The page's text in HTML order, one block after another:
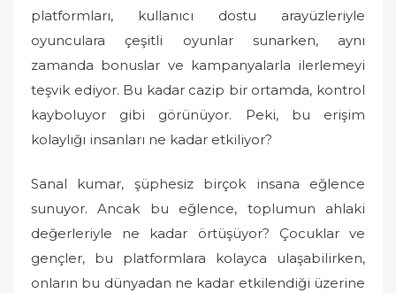
platformları, kullanıcı dostu arayüzleriyle
oyunculara çeşitli oyunlar sunarken, aynı
zamanda bonuslar ve kampanyalarla ilerlemeyi
teşvik ediyor. Bu kadar cazip bir ortamda, kontrol
kayboluyor gibi görünüyor. Peki, bu erişim
kolaylığı insanları ne kadar etkiliyor?
Sanal kumar, şüphesiz birçok insana eğlence
sunuyor. Ancak bu eğlence, toplumun ahlaki
değerleriyle ne kadar örtüşüyor? Çocuklar ve
gençler, bu platformlara kolayca ulaşabilirken,
onların bu dünyadan ne kadar etkilendiği üzerine